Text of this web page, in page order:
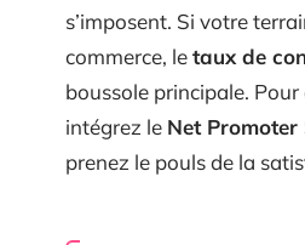
s’imposent. Si votre
commerce, letaux de
boussole principale.
intégrez le Net Promoter
prenez le pouls de la